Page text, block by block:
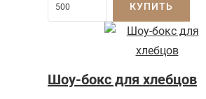
КУПИТЬ
Шоу-бокс для хлебцов